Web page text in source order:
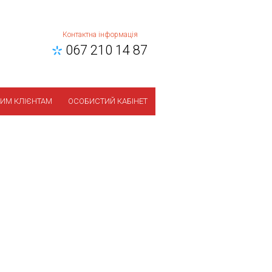
Контактна інформація
067 210 14 87
КЛІЄНТАМ ОСОБИСТИЙ КАБІНЕТ